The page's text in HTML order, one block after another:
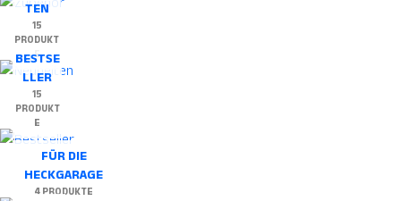
TEN
15
PRODUKT
E
BESTSE
LLER
15
PRODUKT
E
FÜR DIE
HECKGARAGE
4 PRODUKTE